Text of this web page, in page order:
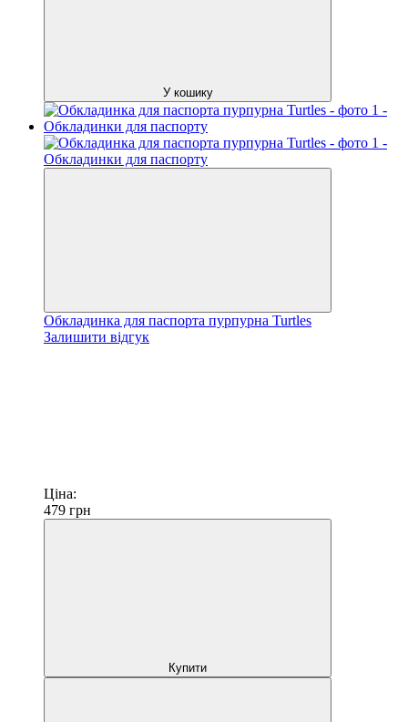
У кошику
Обкладинка для паспорта пурпурна Turtles
Залишити відгук
Ціна:
479 грн
Купити